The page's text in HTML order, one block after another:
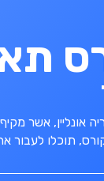
אונליין, אשר
תוכלו לעבור